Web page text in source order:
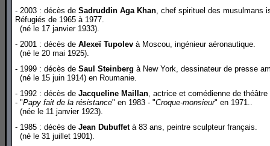
- 2003 : décès de Sadruddin Aga Khan, chef spirituel des musulmans
Réfugiés de 1965 à 1977.
(né le 17 janvier 1933).
- 2001 : décès de Alexeï Tupolev à Moscou, ingénieur aéronautique.
(né le 20 mai 1925).
- 1999 : décès de Saul Steinberg à New York, dessinateur de presse
(né le 15 juin 1914) en Roumanie.
- 1992 : décès de Jacqueline Maillan, actrice et comédienne de
- "Papy fait de la résistance" en 1983 - "Croque-monsieur" en 1971..
(née le 11 janvier 1923).
- 1985 : décès de Jean Dubuffetà 83 ans, peintre sculpteur français.
(né le 31 juillet 1901).